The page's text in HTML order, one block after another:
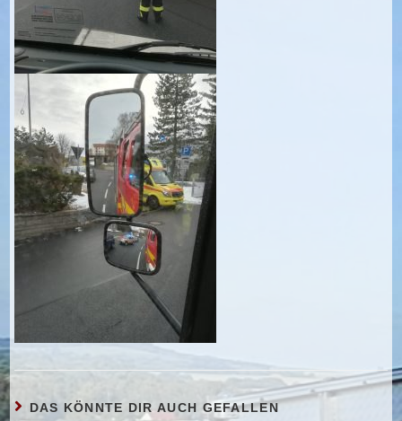
DAS KÖNNTE DIR AUCH GEFALLEN